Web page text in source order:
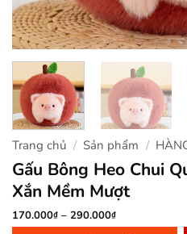
Trang chủ / Sản phẩm /
Gấu Bông Heo Chui
Xắn Mềm Mượt
170.000₫ – 290.000₫Khoảng
giá: